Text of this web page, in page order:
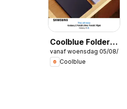
Coolblue Folder /
Publicité
vanaf woensdag 05/08/
Coolblue